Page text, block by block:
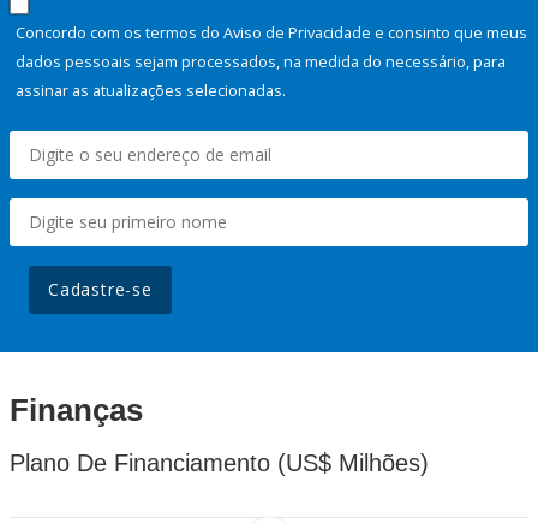
Concordo com os termos do Aviso de Privacidade e consinto que meus
dados pessoais sejam processados, na medida do necessário, para
assinar as atualizações selecionadas.
Cadastre-se
Finanças
Plano De Financiamento (US$ Milhões)